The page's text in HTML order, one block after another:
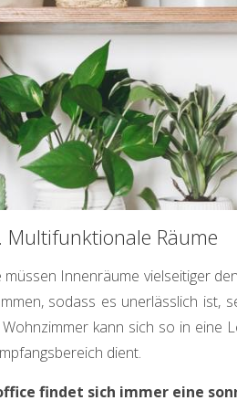
Multifunktionale Räume
Innenräume vielseitiger
sodass es unerlässlich ist,
kann sich so in eine
dient.
findet sich immer eine